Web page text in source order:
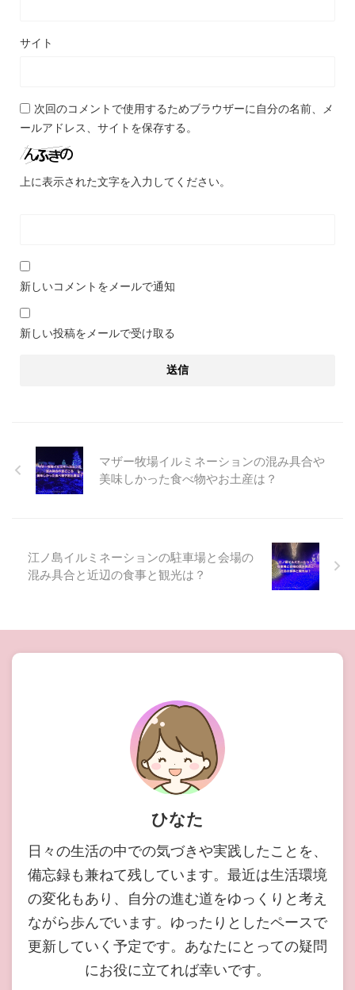
サイト
次回のコメントで使用するためブラウザーに自分の名前、メ
ールアドレス、サイトを保存する。
上に表示された文字を入力してください。
新しいコメントをメールで通知
新しい投稿をメールで受け取る
マザー牧場イルミネーションの混み具合や
美味しかった食べ物やお土産は？
江ノ島イルミネーションの駐車場と会場の
混み具合と近辺の食事と観光は？
ひなた
日々の生活の中での気づきや実践したことを、
備忘録も兼ねて残しています。最近は生活環境
の変化もあり、自分の進む道をゆっくりと考え
ながら歩んでいます。ゆったりとしたペースで
更新していく予定です。あなたにとっての疑問
にお役に立てれば幸いです。